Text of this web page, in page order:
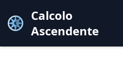
Calcolo
Ascendente